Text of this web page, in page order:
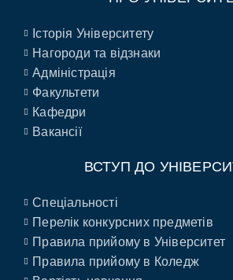
Історія Університету
Нагороди та відзнаки
Адміністрація
Факультети
Кафедри
Вакансії
ВСТУП ДО
Спеціальності
Перелік конкурсних предметів
Правила прийому в Університет
Правила прийому в Коледж